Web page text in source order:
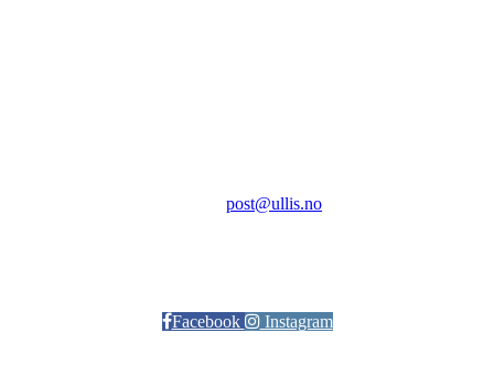
post@ullis.no
Facebook Instagram